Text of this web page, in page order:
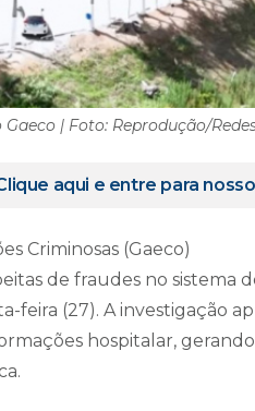
| Foto: Reprodução/
aqui e entre para
Criminosas (Gaeco)
de fraudes no sistema
(27). A investigação
hospitalar,